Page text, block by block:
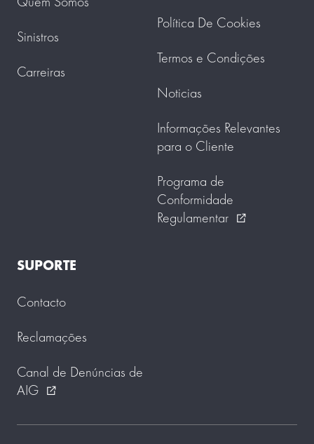
Sinistros
Carreiras
Política De Cookies
Termos e Condições
Noticias
Informações Relevantes
para o Cliente
Programa de
Conformidade
Regulamentar
external_link
SUPORTE
Contacto
Reclamações
Canal de Denúncias de
AIG
external_link